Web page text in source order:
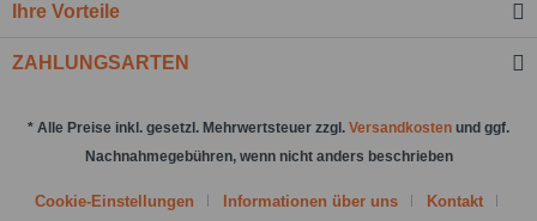
Ihre Vorteile
ZAHLUNGSARTEN
* Alle Preise inkl. gesetzl. Mehrwertsteuer zzgl. Versandkosten und ggf.
Nachnahmegebühren, wenn nicht anders beschrieben
Cookie-Einstellungen Informationen über uns Kontakt